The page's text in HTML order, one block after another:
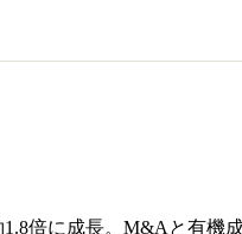
倍に成長。M&Aと有機